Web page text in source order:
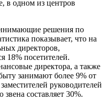
в одном из центров
решения по
показывает, что на
директоров,
18% посетителей.
директора, а также
занимают более 9% от
руководителей
составляет 30%.